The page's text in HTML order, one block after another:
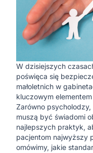
W dzisiejszych
poświęca się
małoletnich w
kluczowym
Zarówno
muszą być świadomi
najlepszych praktyk,
pacjentom najwyższy
omówimy, jakie